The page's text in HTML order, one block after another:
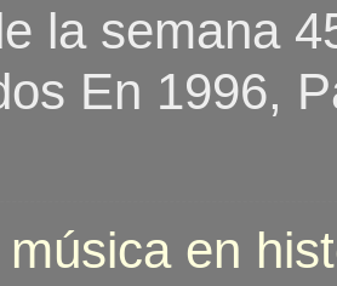
la semana
En 1996,
música en